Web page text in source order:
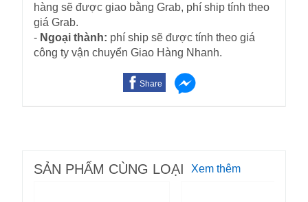
hàng sẽ được giao bằng Grab, phí ship tính theo
giá Grab.
- Ngoại thành: phí ship sẽ được tính theo giá
công ty vận chuyển Giao Hàng Nhanh.
Share
SẢN PHẨM CÙNG LOẠI Xem thêm